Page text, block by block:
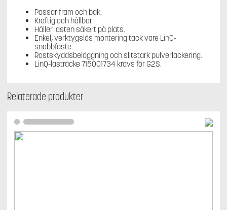
Passar fram och bak.
Kraftig och hållbar.
Håller lasten säkert på plats.
Enkel, verktygslös montering tack vare LinQ-
snabbfäste.
Rostskyddsbeläggning och slitstark pulverlackering.
LinQ-lasträcke 715001734 krävs för G2S.
Relaterade produkter